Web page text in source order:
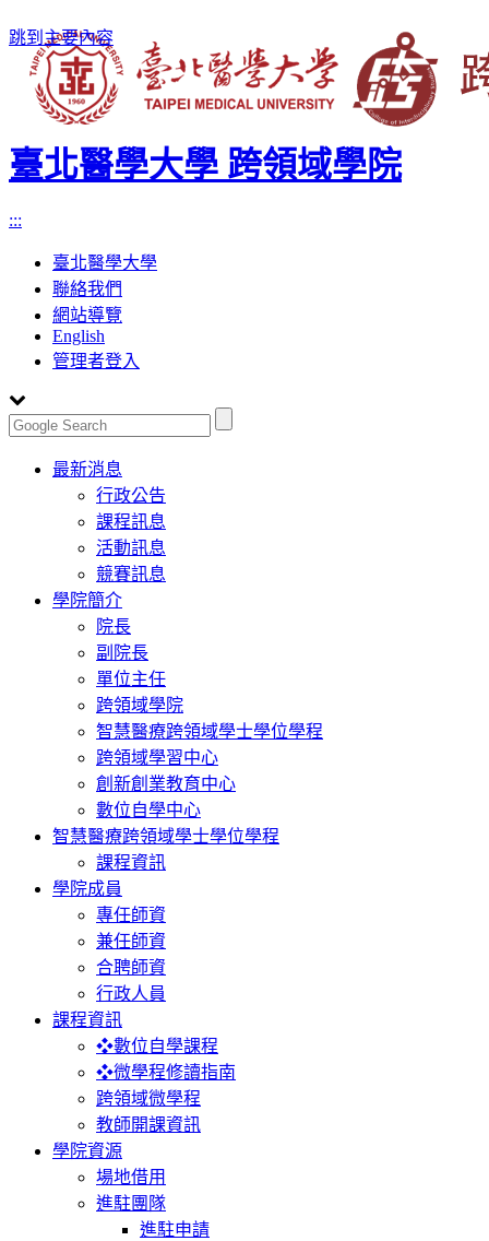
跳到主要內容
臺北醫學大學 跨領域學院
:::
臺北醫學大學
聯絡我們
網站導覽
English
管理者登入
Toggle
navigation
最新消息
行政公告
課程訊息
活動訊息
競賽訊息
學院簡介
院長
副院長
單位主任
跨領域學院
智慧醫療跨領域學士學位學程
跨領域學習中心
創新創業教育中心
數位自學中心
智慧醫療跨領域學士學位學程
課程資訊
學院成員
專任師資
兼任師資
合聘師資
行政人員
課程資訊
❖數位自學課程
❖微學程修讀指南
跨領域微學程
教師開課資訊
學院資源
場地借用
進駐團隊
進駐申請